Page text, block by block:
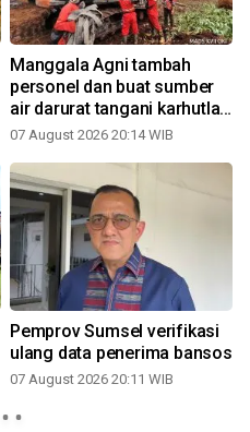
Manggala Agni tambah
personel dan buat sumber
air darurat tangani karhutla
di OKI
07 August 2026 20:14 WIB
Pemprov Sumsel verifikasi
ulang data penerima bansos
07 August 2026 20:11 WIB